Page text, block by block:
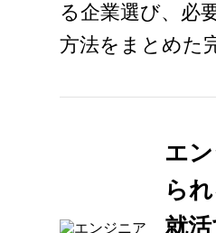
る企業選び、必
方法をまとめた
エ
ら
就